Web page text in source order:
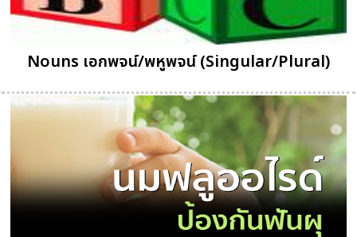
Nouns เอกพจน์/พหูพจน์ (Singular/Plural)